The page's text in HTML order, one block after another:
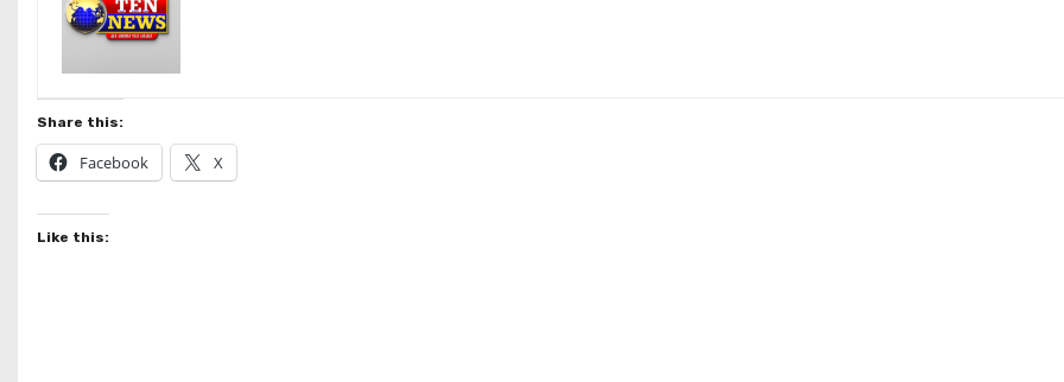
Share this:
Facebook X
Like this: